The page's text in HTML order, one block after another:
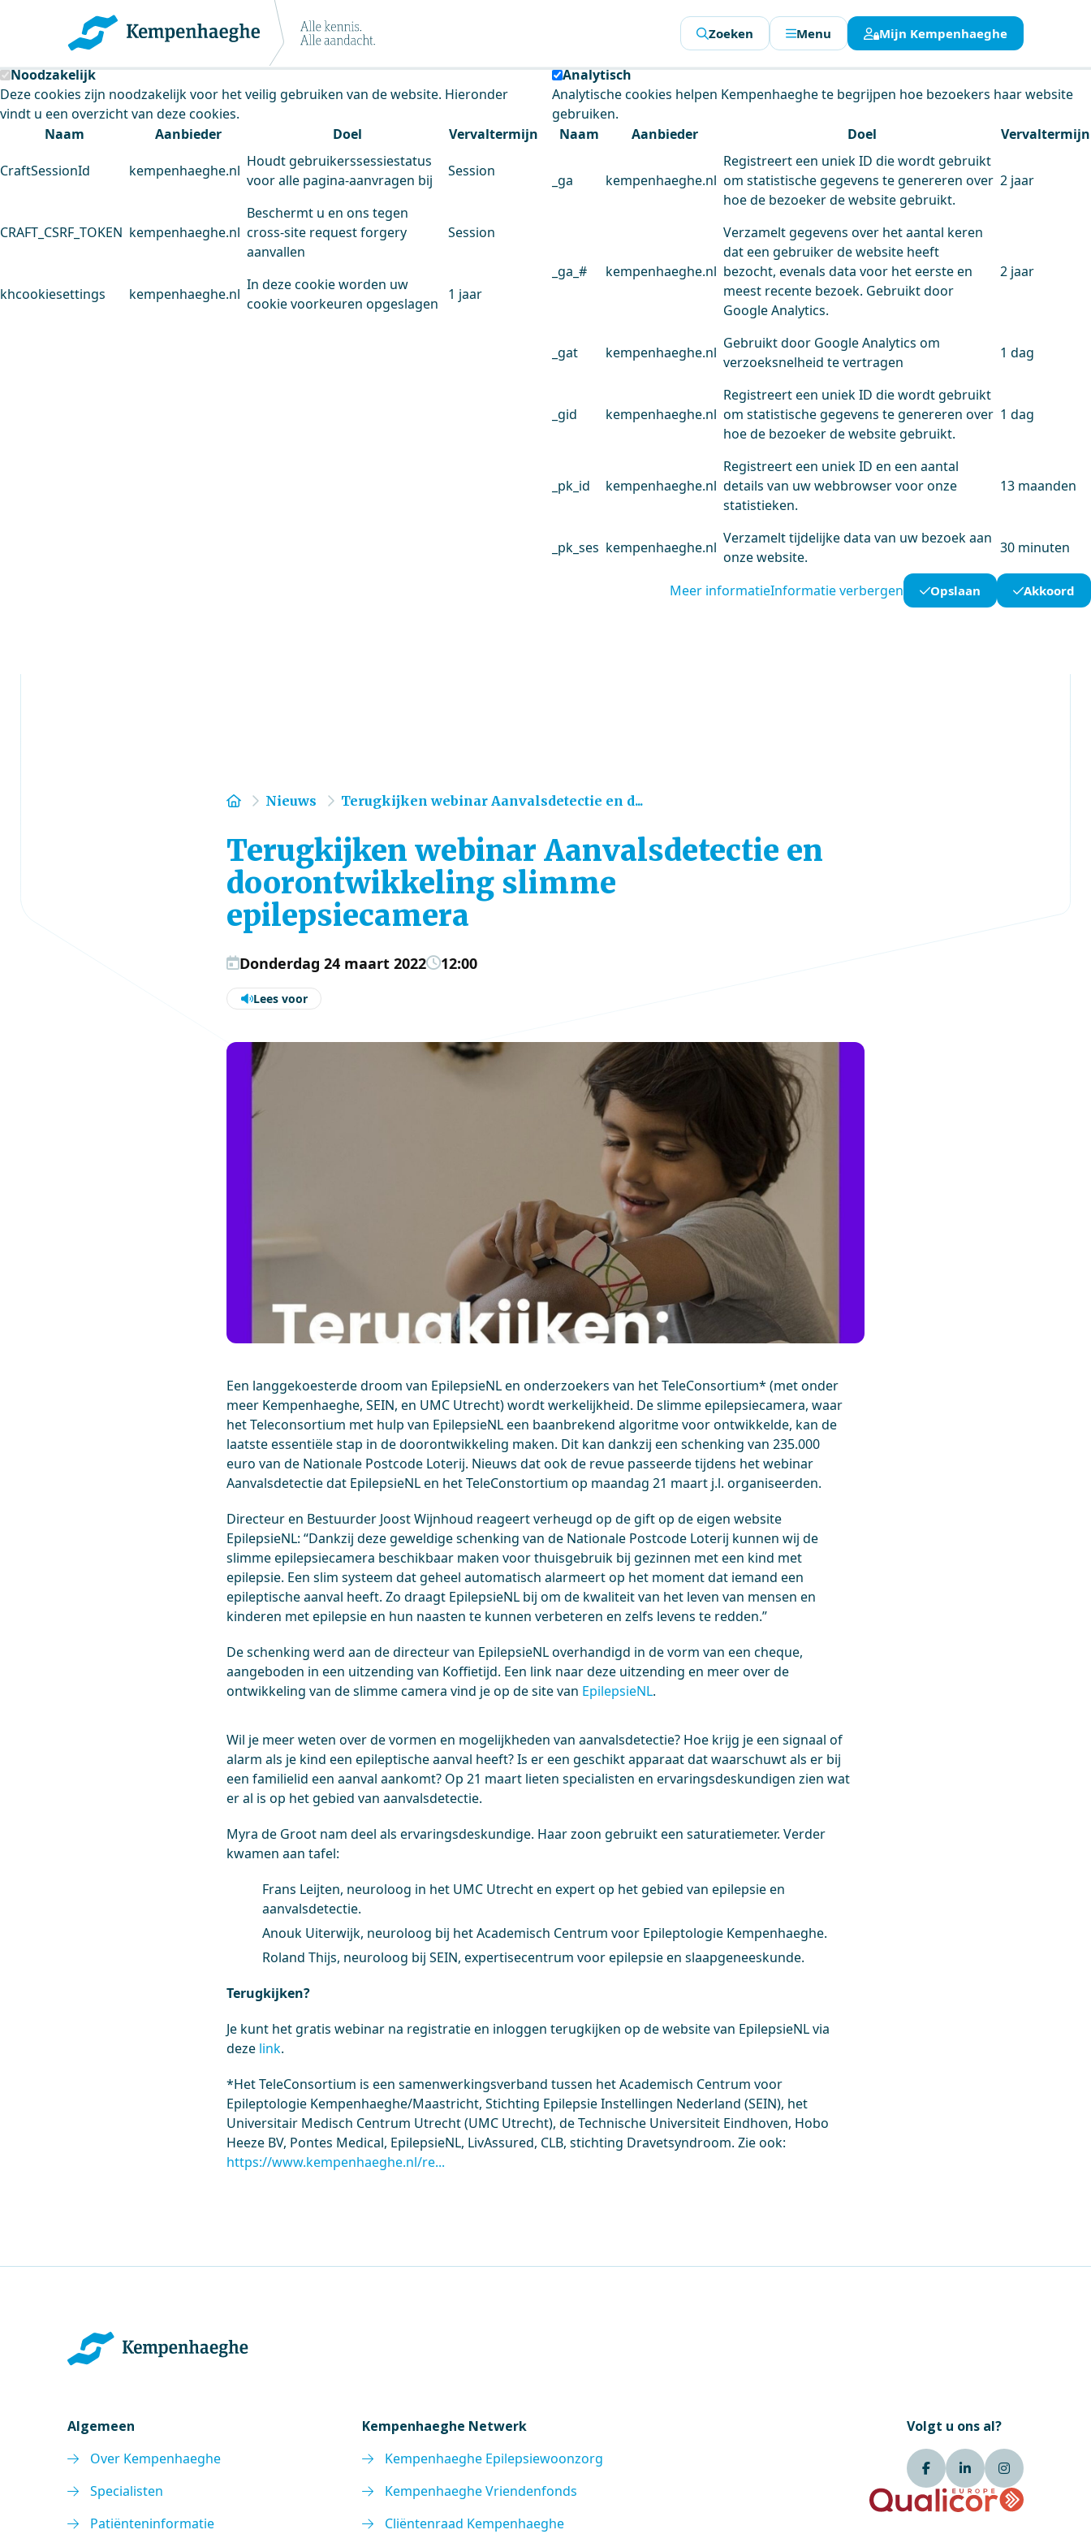
Kempenhaeghe maakt gebruik van cookies
Deze site plaatst cookies. Dit doen we om het gebruik van de website te analyseren en het gebruiksgemak te verbeteren.
Noodzakelijk
Deze cookies zijn noodzakelijk voor het veilig gebruiken van de website. Hieronder
vindt u een overzicht van deze cookies.
Naam
Aanbieder Doel Vervaltermijn
CraftSessionId kempenhaeghe.nl
Houdt gebruikerssessiestatus
voor alle pagina-aanvragen bij
Session
CRAFT_CSRF_TOKEN kempenhaeghe.nl
Beschermt u en ons tegen
cross-site request forgery
aanvallen
Session
khcookiesettings kempenhaeghe.nl
In deze cookie worden uw
cookie voorkeuren opgeslagen
1 jaar
Analytisch
Analytische cookies helpen Kempenhaeghe te begrijpen hoe bezoekers haar website
gebruiken.
Naam
Aanbieder Doel Vervaltermijn
_ga kempenhaeghe.nl
Registreert een uniek ID die wordt gebruikt
om statistische gegevens te genereren over
hoe de bezoeker de website gebruikt.
2 jaar
_ga_# kempenhaeghe.nl
Verzamelt gegevens over het aantal keren
dat een gebruiker de website heeft
bezocht, evenals data voor het eerste en
meest recente bezoek. Gebruikt door
Google Analytics.
2 jaar
_gat kempenhaeghe.nl
Gebruikt door Google Analytics om
verzoeksnelheid te vertragen
1 dag
_gid kempenhaeghe.nl
Registreert een uniek ID die wordt gebruikt
om statistische gegevens te genereren over
hoe de bezoeker de website gebruikt.
1 dag
_pk_id kempenhaeghe.nl
Registreert een uniek ID en een aantal
details van uw webbrowser voor onze
statistieken.
13 maanden
_pk_ses kempenhaeghe.nl
Verzamelt tijdelijke data van uw bezoek aan
onze website.
30 minuten
Meer informatieInformatie verbergen Opslaan Akkoord
Zoeken Menu Mijn Kempenhaeghe
Home
Nieuws Terugkijken webinar Aanvalsdetectie en d...
Terugkijken webinar Aanvalsdetectie en
doorontwikkeling slimme
epilepsiecamera
Donderdag 24 maart 2022 12:00
Lees voor
Een langgekoesterde droom van EpilepsieNL en onderzoekers van het TeleConsortium* (met onder
meer Kempenhaeghe, SEIN, en UMC Utrecht) wordt werkelijkheid. De slimme epilepsiecamera, waar
het Teleconsortium met hulp van EpilepsieNL een baanbrekend algoritme voor ontwikkelde, kan de
laatste essentiële stap in de doorontwikkeling maken. Dit kan dankzij een schenking van 235.000
euro van de Nationale Postcode Loterij. Nieuws dat ook de revue passeerde tijdens het webinar
Aanvalsdetectie dat EpilepsieNL en het TeleConstortium op maandag 21 maart j.l. organiseerden.
Directeur en Bestuurder Joost Wijnhoud reageert verheugd op de gift op de eigen website
EpilepsieNL: “Dankzij deze geweldige schenking van de Nationale Postcode Loterij kunnen wij de
slimme epilepsiecamera beschikbaar maken voor thuisgebruik bij gezinnen met een kind met
epilepsie. Een slim systeem dat geheel automatisch alarmeert op het moment dat iemand een
epileptische aanval heeft. Zo draagt EpilepsieNL bij om de kwaliteit van het leven van mensen en
kinderen met epilepsie en hun naasten te kunnen verbeteren en zelfs levens te redden.”
De schenking werd aan de directeur van EpilepsieNL overhandigd in de vorm van een cheque,
aangeboden in een uitzending van Koffietijd. Een link naar deze uitzending en meer over de
ontwikkeling van de slimme camera vind je op de site van EpilepsieNL.
Wil je meer weten over de vormen en mogelijkheden van aanvalsdetectie? Hoe krijg je een signaal of
alarm als je kind een epileptische aanval heeft? Is er een geschikt apparaat dat waarschuwt als er bij
een familielid een aanval aankomt? Op 21 maart lieten specialisten en ervaringsdeskundigen zien wat
er al is op het gebied van aanvalsdetectie.
Myra de Groot nam deel als ervaringsdeskundige. Haar zoon gebruikt een saturatiemeter. Verder
kwamen aan tafel:
Frans Leijten, neuroloog in het UMC Utrecht en expert op het gebied van epilepsie en
aanvalsdetectie.
Anouk Uiterwijk, neuroloog bij het Academisch Centrum voor Epileptologie Kempenhaeghe.
Roland Thijs, neuroloog bij SEIN, expertisecentrum voor epilepsie en slaapgeneeskunde.
Terugkijken?
Je kunt het gratis webinar na registratie en inloggen terugkijken op de website van EpilepsieNL via
deze link.
*Het TeleConsortium is een samenwerkingsverband tussen het Academisch Centrum voor
Epileptologie Kempenhaeghe/Maastricht, Stichting Epilepsie Instellingen Nederland (SEIN), het
Universitair Medisch Centrum Utrecht (UMC Utrecht), de Technische Universiteit Eindhoven, Hobo
Heeze BV, Pontes Medical, EpilepsieNL, LivAssured, CLB, stichting Dravetsyndroom. Zie ook:
https://www.kempenhaeghe.nl/re...
Algemeen
Over Kempenhaeghe
Specialisten
Patiënteninformatie
Kempenhaeghe Netwerk
Kempenhaeghe Epilepsiewoonzorg
Kempenhaeghe Vriendenfonds
Cliëntenraad Kempenhaeghe
Volgt u ons al?